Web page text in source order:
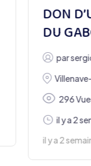
2 semaines